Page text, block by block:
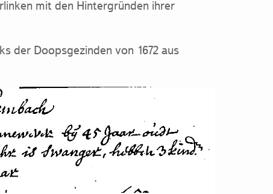
mit den Hintergründen ihrer
der Doopsgezinden von 1672 aus